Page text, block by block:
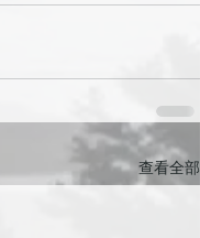
查看全部